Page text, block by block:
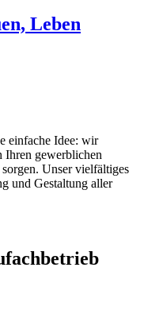
Leben
einfache Idee: wir
Ihren gewerblichen
Unser vielfältiges
und Gestaltung aller